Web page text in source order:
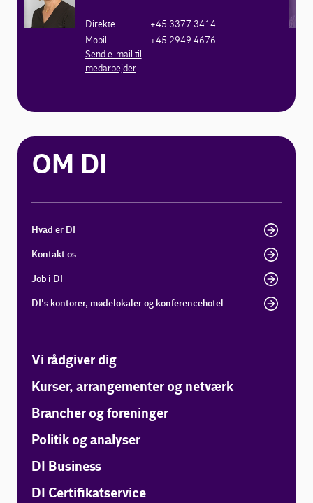
Direkte
+45 3377 3414
Mobil
+45 2949 4676
Send e-mail til
medarbejder
OM DI
Hvad er DI
Kontakt os
Job i DI
DI's kontorer, mødelokaler og konferencehotel
Vi rådgiver dig
Kurser, arrangementer og netværk
Brancher og foreninger
Politik og analyser
DI Business
DI Certifikatservice